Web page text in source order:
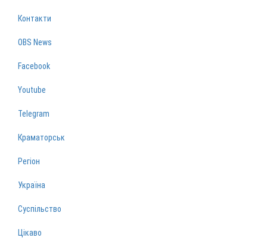
Контакти
OBS News
Facebook
Youtube
Telegram
Краматорськ
Регіон
Україна
Суспільство
Цікаво